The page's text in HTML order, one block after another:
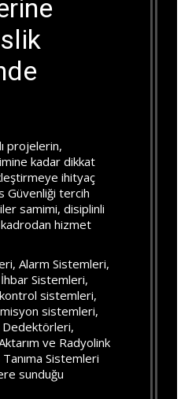
projelerin,
kadar dikkat
ihityaç
Güvenliği tercih
samimi, disiplinli
hizmet
Alarm Sistemleri,
İhbar Sistemleri,
sistemleri,
sistemleri,
Dedektörleri,
ve Radyolink
Sistemleri
sunduğu